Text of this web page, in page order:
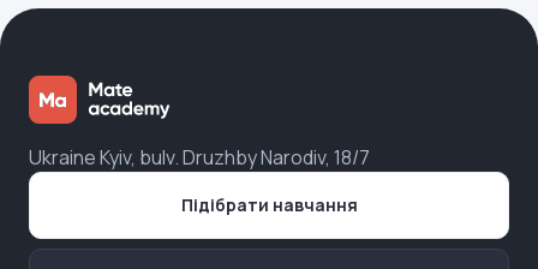
Ukraine Kyiv, bulv. Druzhby Narodiv, 18/7
Підібрати навчання